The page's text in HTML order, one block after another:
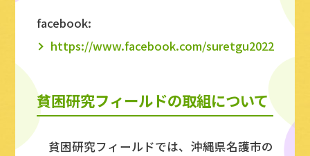
facebook:
https://www.facebook.com/suretgu2022
貧困研究フィールドの取組について
貧困研究フィールドでは、沖縄県名護市の